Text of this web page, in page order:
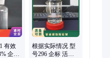
有效
企标
根据实际情况 型
号296 企标 活性